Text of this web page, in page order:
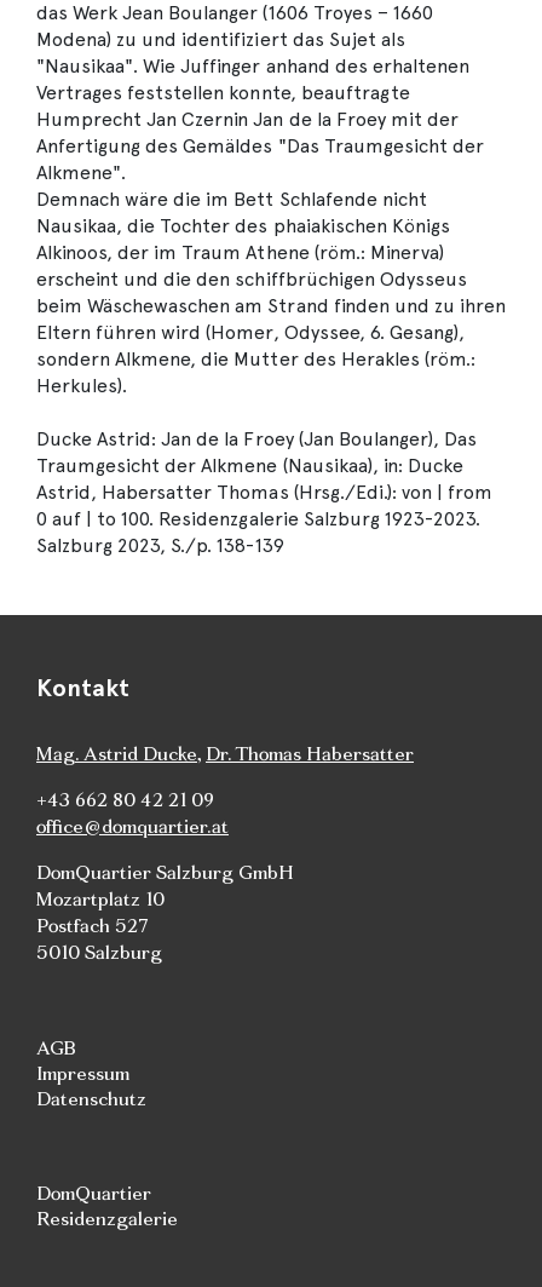
das Werk Jean Boulanger (1606 Troyes – 1660
Modena) zu und identifiziert das Sujet als
"Nausikaa". Wie Juffinger anhand des erhaltenen
Vertrages feststellen konnte, beauftragte
Humprecht Jan Czernin Jan de la Froey mit der
Anfertigung des Gemäldes "Das Traumgesicht der
Alkmene".
Demnach wäre die im Bett Schlafende nicht
Nausikaa, die Tochter des phaiakischen Königs
Alkinoos, der im Traum Athene (röm.: Minerva)
erscheint und die den schiffbrüchigen Odysseus
beim Wäschewaschen am Strand finden und zu ihren
Eltern führen wird (Homer, Odyssee, 6. Gesang),
sondern Alkmene, die Mutter des Herakles (röm.:
Herkules).
Ducke Astrid: Jan de la Froey (Jan Boulanger), Das
Traumgesicht der Alkmene (Nausikaa), in: Ducke
Astrid, Habersatter Thomas (Hrsg./Edi.): von | from
0 auf | to 100. Residenzgalerie Salzburg 1923-2023.
Salzburg 2023, S./p. 138-139
Kontakt
Mag. Astrid Ducke, Dr. Thomas Habersatter
+43 662 80 42 21 09
office@domquartier.at
DomQuartier Salzburg GmbH
Mozartplatz 10
Postfach 527
5010 Salzburg
AGB
Impressum
Datenschutz
DomQuartier
Residenzgalerie